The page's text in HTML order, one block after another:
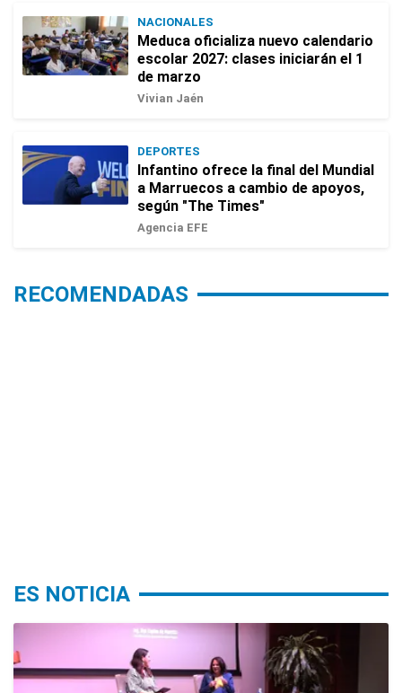
NACIONALES
Meduca oficializa nuevo calendario
escolar 2027: clases iniciarán el 1
de marzo
Vivian Jaén
DEPORTES
Infantino ofrece la final del Mundial
a Marruecos a cambio de apoyos,
según "The Times"
Agencia EFE
RECOMENDADAS
ES NOTICIA